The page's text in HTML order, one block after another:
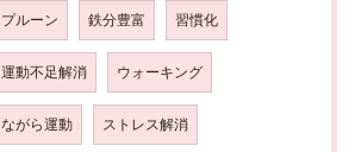
プルーン 鉄分豊富 習慣化
運動不足解消 ウォーキング
ながら運動 ストレス解消